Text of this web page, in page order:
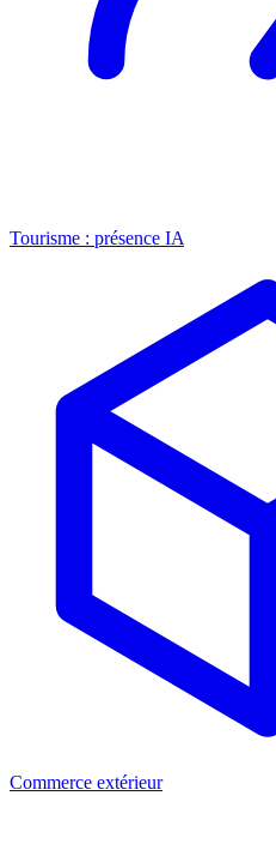
Tourisme : présence IA
Commerce extérieur